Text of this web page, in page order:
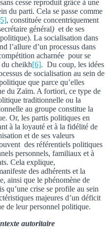
cesse reproduit grâce à une
du parti. Cela se passe comme
, constituée concentriquement
général) et de ses
La socialisation dans
l’allure d’un processus dans
acharnée pour se
du cheikh[6]. Du coup, les idées
de socialisation au sein de
que parce qu’elles
du Zaïm. A fortiori, ce type de
traditionnelle ou la
au groupe constitue la
Or, les partis politiques en
à la loyauté et à la fidélité de
et de ses valeurs
des référentiels politiques
personnels, familiaux et à
Cela explique,
des adhérents et la
ainsi que le phénomène de
qu’une crise se profile au sein
majeures d’un déficit
de leur personnel politique.
autoritaire